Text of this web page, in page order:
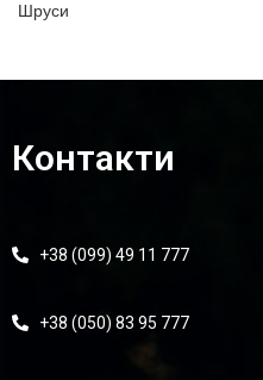
Шруси
Контакти
+38 (099) 49 11 777
+38 (050) 83 95 777